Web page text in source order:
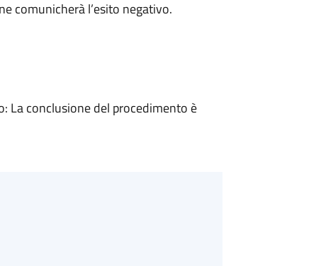
comunicherà l’esito negativo.
La conclusione del procedimento è